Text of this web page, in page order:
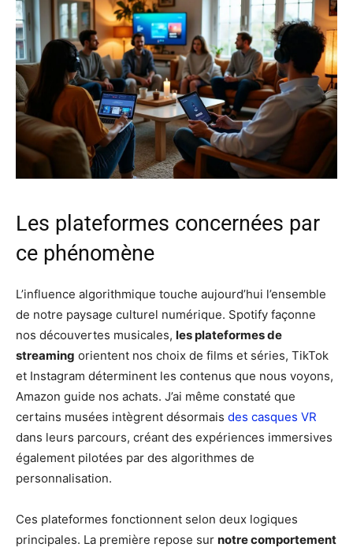
Les plateformes concernées par
ce phénomène
L’influence algorithmique touche aujourd’hui l’ensemble
de notre paysage culturel numérique. Spotify façonne
nos découvertes musicales, les plateformes de
streaming orientent nos choix de films et séries, TikTok
et Instagram déterminent les contenus que nous voyons,
Amazon guide nos achats. J’ai même constaté que
certains musées intègrent désormais des casques VR
dans leurs parcours, créant des expériences immersives
également pilotées par des algorithmes de
personnalisation.
Ces plateformes fonctionnent selon deux logiques
principales. La première repose sur notre comportement